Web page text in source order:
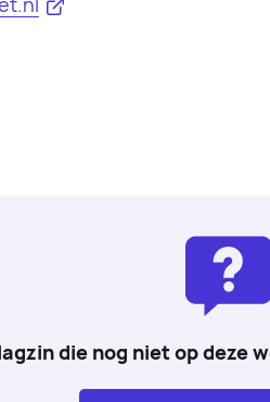
die nog niet op deze